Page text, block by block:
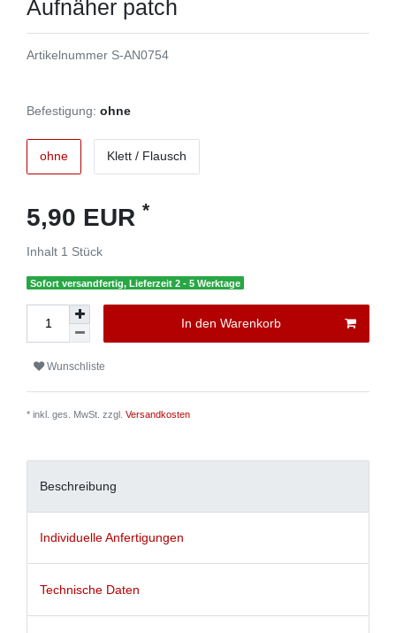
Aufnäher patch
Artikelnummer S-AN0754
Befestigung: ohne
ohne Klett / Flausch
5,90 EUR *
Inhalt 1 Stück
Sofort versandfertig, Lieferzeit 2 - 5 Werktage
In den Warenkorb
Wunschliste
* inkl. ges. MwSt. zzgl. Versandkosten
Beschreibung
Individuelle Anfertigungen
Technische Daten